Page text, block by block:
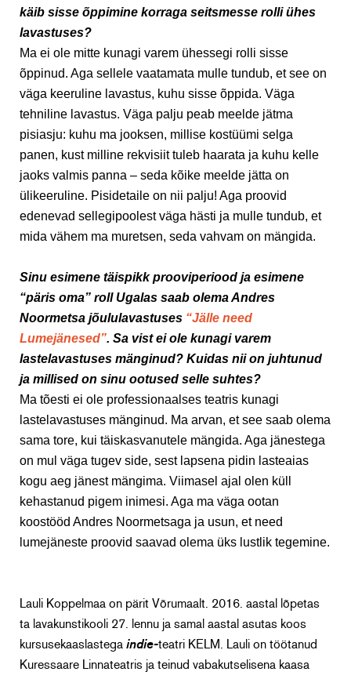
käib sisse õppimine korraga seitsmesse rolli ühes
lavastuses?
Ma ei ole mitte kunagi varem ühessegi rolli sisse
õppinud. Aga sellele vaatamata mulle tundub, et see on
väga keeruline lavastus, kuhu sisse õppida. Väga
tehniline lavastus. Väga palju peab meelde jätma
pisiasju: kuhu ma jooksen, millise kostüümi selga
panen, kust milline rekvisiit tuleb haarata ja kuhu kelle
jaoks valmis panna – seda kõike meelde jätta on
ülikeeruline. Pisidetaile on nii palju! Aga proovid
edenevad sellegipoolest väga hästi ja mulle tundub, et
mida vähem ma muretsen, seda vahvam on mängida.
Sinu esimene täispikk prooviperiood ja esimene
“päris oma” roll Ugalas saab olema Andres
Noormetsa jõululavastuses “Jälle need
Lumejänesed”. Sa vist ei ole kunagi varem
lastelavastuses mänginud? Kuidas nii on juhtunud
ja millised on sinu ootused selle suhtes?
Ma tõesti ei ole professionaalses teatris kunagi
lastelavastuses mänginud. Ma arvan, et see saab olema
sama tore, kui täiskasvanutele mängida. Aga jänestega
on mul väga tugev side, sest lapsena pidin lasteaias
kogu aeg jänest mängima. Viimasel ajal olen küll
kehastanud pigem inimesi. Aga ma väga ootan
koostööd Andres Noormetsaga ja usun, et need
lumejäneste proovid saavad olema üks lustlik tegemine.
Lauli Koppelmaa on pärit Võrumaalt. 2016. aastal lõpetas
ta lavakunstikooli 27. lennu ja samal aastal asutas koos
kursusekaaslastega indie-teatri KELM. Lauli on töötanud
Kuressaare Linnateatris ja teinud vabakutselisena kaasa